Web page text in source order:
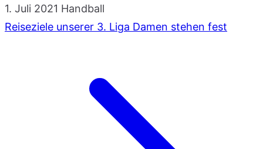
1. Juli 2021 Handball
Reiseziele unserer 3. Liga Damen stehen fest